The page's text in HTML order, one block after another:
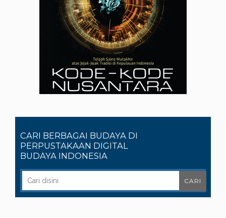
CARI BERBAGAI BUDAYA DI
PERPUSTAKAAN DIGITAL
BUDAYA INDONESIA